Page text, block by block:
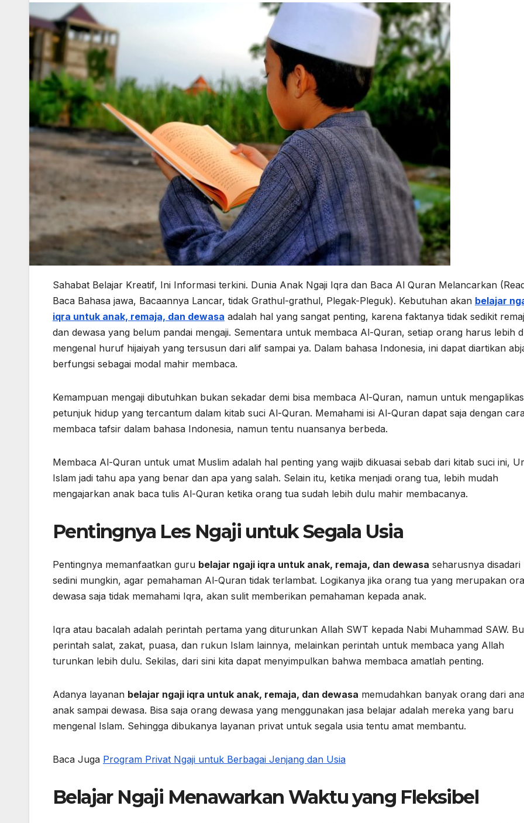
Sahabat Belajar Kreatif, Ini Informasi terkini. Dunia Anak Ngaji Iqra dan Baca Al Quran Melancarkan
Baca Bahasa jawa, Bacaannya Lancar, tidak Grathul-grathul, Plegak-Pleguk). Kebutuhan akan belajar
iqra untuk anak, remaja, dan dewasa adalah hal yang sangat penting, karena faktanya tidak sedikit
dan dewasa yang belum pandai mengaji. Sementara untuk membaca Al-Quran, setiap orang harus lebih
mengenal huruf hijaiyah yang tersusun dari alif sampai ya. Dalam bahasa Indonesia, ini dapat diartikan
berfungsi sebagai modal mahir membaca.
Kemampuan mengaji dibutuhkan bukan sekadar demi bisa membaca Al-Quran, namun untuk
petunjuk hidup yang tercantum dalam kitab suci Al-Quran. Memahami isi Al-Quran dapat saja dengan
membaca tafsir dalam bahasa Indonesia, namun tentu nuansanya berbeda.
Membaca Al-Quran untuk umat Muslim adalah hal penting yang wajib dikuasai sebab dari kitab suci ini,
Islam jadi tahu apa yang benar dan apa yang salah. Selain itu, ketika menjadi orang tua, lebih mudah
mengajarkan anak baca tulis Al-Quran ketika orang tua sudah lebih dulu mahir membacanya.
Pentingnya Les Ngaji untuk Segala Usia
Pentingnya memanfaatkan guru belajar ngaji iqra untuk anak, remaja, dan dewasa seharusnya disadari
sedini mungkin, agar pemahaman Al-Quran tidak terlambat. Logikanya jika orang tua yang merupakan
dewasa saja tidak memahami Iqra, akan sulit memberikan pemahaman kepada anak.
Iqra atau bacalah adalah perintah pertama yang diturunkan Allah SWT kepada Nabi Muhammad SAW.
perintah salat, zakat, puasa, dan rukun Islam lainnya, melainkan perintah untuk membaca yang Allah
turunkan lebih dulu. Sekilas, dari sini kita dapat menyimpulkan bahwa membaca amatlah penting.
Adanya layanan belajar ngaji iqra untuk anak, remaja, dan dewasa memudahkan banyak orang dari
anak sampai dewasa. Bisa saja orang dewasa yang menggunakan jasa belajar adalah mereka yang baru
mengenal Islam. Sehingga dibukanya layanan privat untuk segala usia tentu amat membantu.
Baca Juga Program Privat Ngaji untuk Berbagai Jenjang dan Usia
Belajar Ngaji Menawarkan Waktu yang Fleksibel